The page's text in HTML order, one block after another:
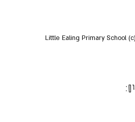
Little Ealing Primary School